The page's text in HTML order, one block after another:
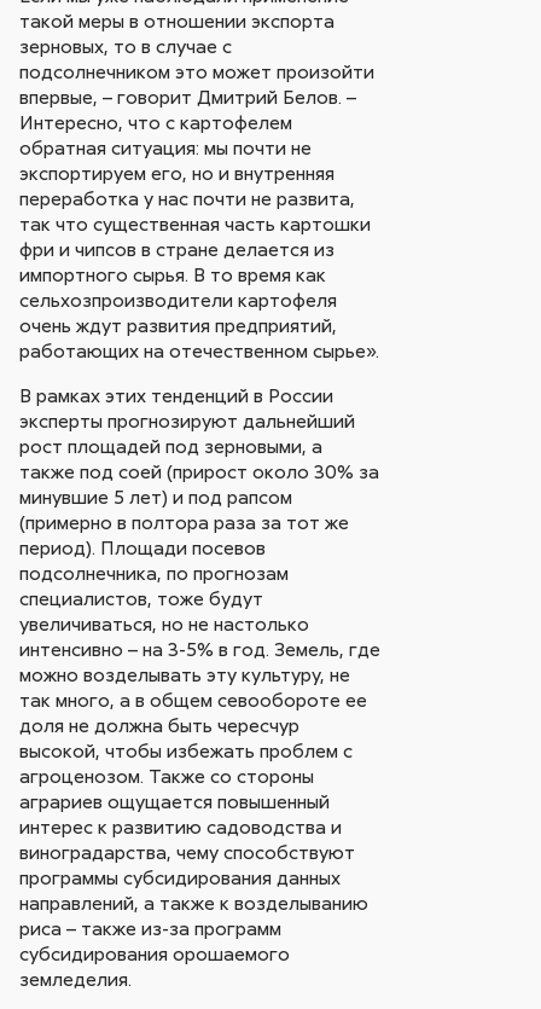
такой меры в отношении экспорта
зерновых, то в случае с
подсолнечником это может произойти
впервые, – говорит Дмитрий Белов. –
Интересно, что с картофелем
обратная ситуация: мы почти не
экспортируем его, но и внутренняя
переработка у нас почти не развита,
так что существенная часть картошки
фри и чипсов в стране делается из
импортного сырья. В то время как
сельхозпроизводители картофеля
очень ждут развития предприятий,
работающих на отечественном сырье».
В рамках этих тенденций в России
эксперты прогнозируют дальнейший
рост площадей под зерновыми, а
также под соей (прирост около 30% за
минувшие 5 лет) и под рапсом
(примерно в полтора раза за тот же
период). Площади посевов
подсолнечника, по прогнозам
специалистов, тоже будут
увеличиваться, но не настолько
интенсивно – на 3-5% в год. Земель, где
можно возделывать эту культуру, не
так много, а в общем севообороте ее
доля не должна быть чересчур
высокой, чтобы избежать проблем с
агроценозом. Также со стороны
аграриев ощущается повышенный
интерес к развитию садоводства и
виноградарства, чему способствуют
программы субсидирования данных
направлений, а также к возделыванию
риса – также из-за программ
субсидирования орошаемого
земледелия.